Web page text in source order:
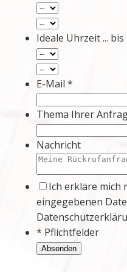
Ideale Uhrzeit ... bis
E-Mail *
Thema Ihrer
Nachricht
Ich erkläre mich
eingegebenen
* Pflichtfelder